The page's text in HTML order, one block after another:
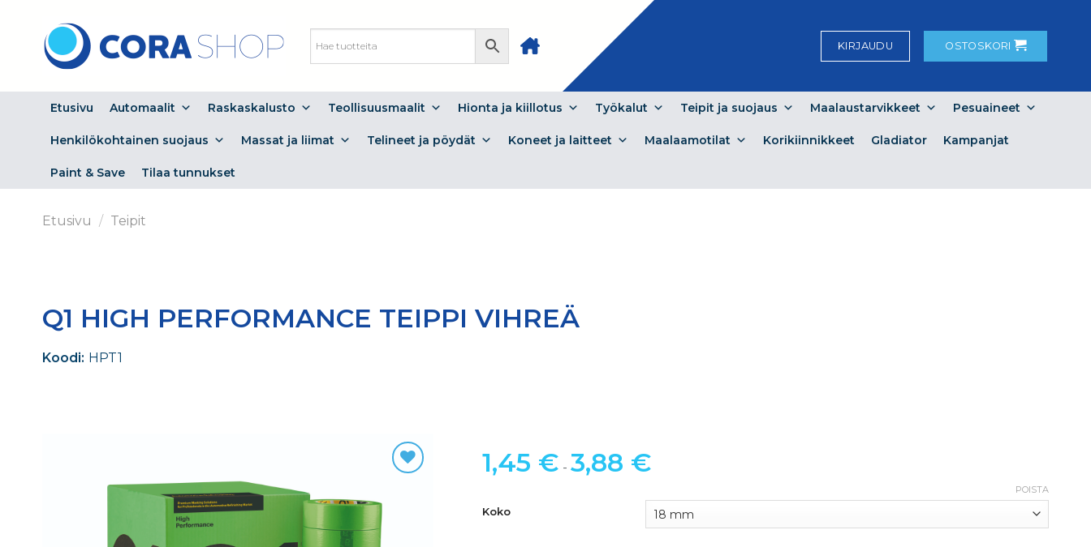
content
KIRJAUDU OSTOSKORI
Etusivu Automaalit Raskaskalusto Teollisuusmaalit Hionta ja kiillotus Työkalut Teipit ja suojaus Maalaustarvikkeet Pesuaineet
Henkilökohtainen suojaus Massat ja liimat Telineet ja pöydät Koneet ja laitteet Maalaamotilat Korikiinnikkeet Gladiator Kampanjat
Paint & Save Tilaa tunnukset
Etusivu / Teipit
Q1 HIGH PERFORMANCE TEIPPI VIHREÄ
Koodi: HPT1
1,45 € - 3,88 €
Koko
POISTA